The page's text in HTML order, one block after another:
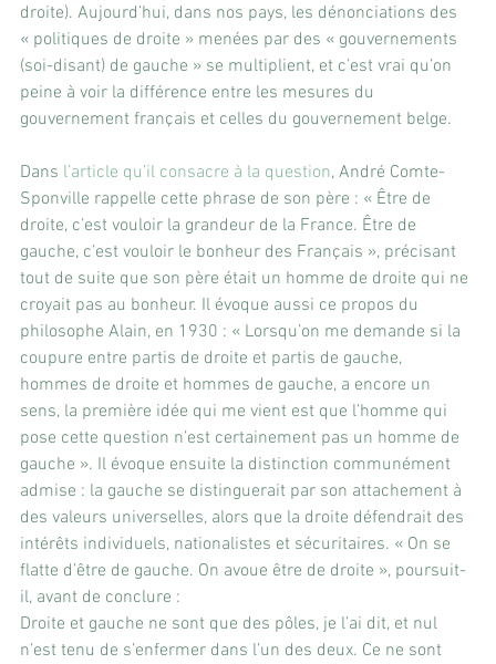
droite). Aujourd’hui, dans nos pays, les dénonciations des
« politiques de droite » menées par des « gouvernements
(soi-disant) de gauche » se multiplient, et c’est vrai qu’on
peine à voir la différence entre les mesures du
gouvernement français et celles du gouvernement belge.
Dans l’article qu’il consacre à la question, André Comte-
Sponville rappelle cette phrase de son père : « Être de
droite, c’est vouloir la grandeur de la France. Être de
gauche, c’est vouloir le bonheur des Français », précisant
tout de suite que son père était un homme de droite qui ne
croyait pas au bonheur. Il évoque aussi ce propos du
philosophe Alain, en 1930 : « Lorsqu’on me demande si la
coupure entre partis de droite et partis de gauche,
hommes de droite et hommes de gauche, a encore un
sens, la première idée qui me vient est que l’homme qui
pose cette question n’est certainement pas un homme de
gauche ». Il évoque ensuite la distinction communément
admise : la gauche se distinguerait par son attachement à
des valeurs universelles, alors que la droite défendrait des
intérêts individuels, nationalistes et sécuritaires. « On se
flatte d’être de gauche. On avoue être de droite », poursuit-
il, avant de conclure :
Droite et gauche ne sont que des pôles, je l’ai dit, et nul
n’est tenu de s’enfermer dans l’un des deux. Ce ne sont